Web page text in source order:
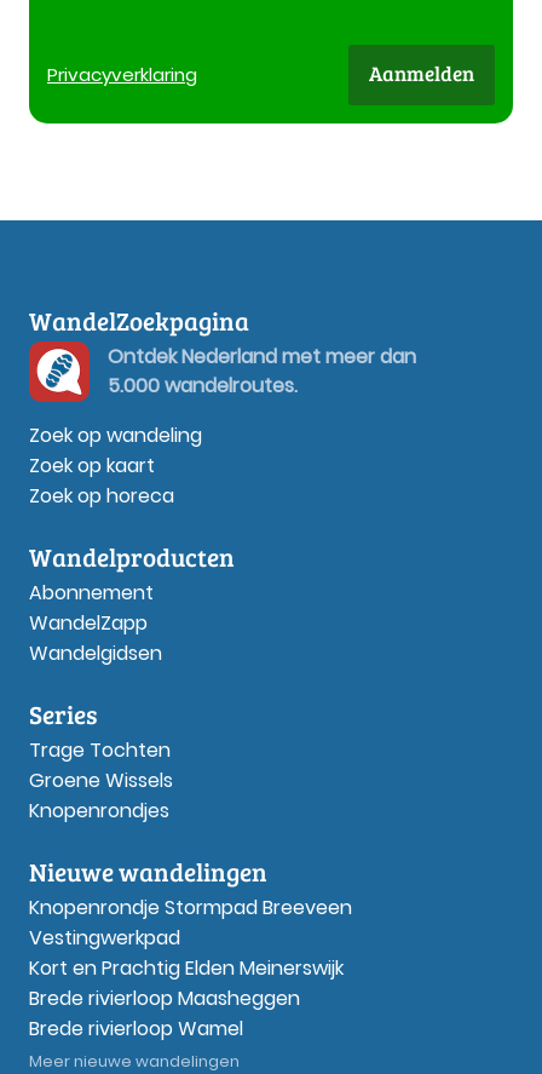
Privacyverklaring Aanmelden
WandelZoekpagina
Ontdek Nederland met meer dan
5.000 wandelroutes.
Zoek op wandeling
Zoek op kaart
Zoek op horeca
Wandelproducten
Abonnement
WandelZapp
Wandelgidsen
Series
Trage Tochten
Groene Wissels
Knopenrondjes
Nieuwe wandelingen
Knopenrondje Stormpad Breeveen
Vestingwerkpad
Kort en Prachtig Elden Meinerswijk
Brede rivierloop Maasheggen
Brede rivierloop Wamel
Meer nieuwe wandelingen